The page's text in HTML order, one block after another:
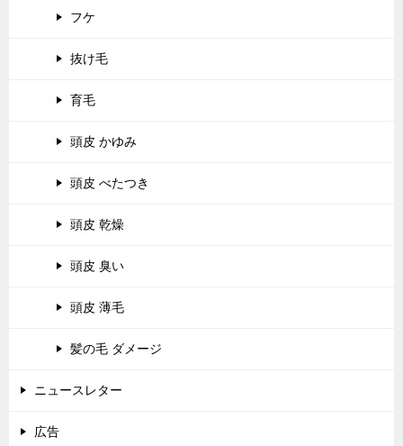
フケ
抜け毛
育毛
頭皮 かゆみ
頭皮 べたつき
頭皮 乾燥
頭皮 臭い
頭皮 薄毛
髪の毛 ダメージ
ニュースレター
広告